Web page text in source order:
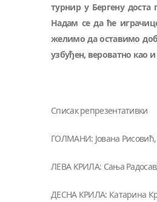
турнир у Бергену
Надам се да ће
желимо да оставимо
узбуђен, вероватно као
Списак репрезентативки
ГОЛМАНИ: Јована
ЛЕВА КРИЛА: Сања
ДЕСНА КРИЛА: Катарина